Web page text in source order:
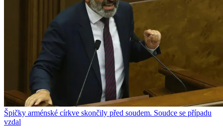
Špičky arménské církve skončily před soudem. Soudce se případu
vzdal